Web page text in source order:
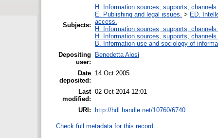
Subjects:
H. Information sources, supports, channels.
E. Publishing and legal issues. > ED.
access.
H. Information sources, supports, channels.
H. Information sources, supports, channels.
B. Information use and sociology of
Depositing
user:
Benedetta Alosi
Date
deposited:
14 Oct 2005
Last
modified:
02 Oct 2014 12:01
URI: http://hdl.handle.net/10760/6740
Check full metadata for this record